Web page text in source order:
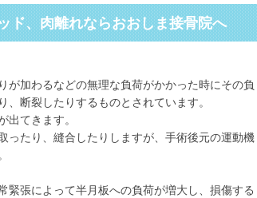
ド、肉離れならおおしま接骨院へ
が加わるなどの無理な負荷がかかった時にその負
断裂したりするものとされています。
てきます。
ったり、縫合したりしますが、手術後元の運動機
緊張によって半月板への負荷が増大し、損傷する